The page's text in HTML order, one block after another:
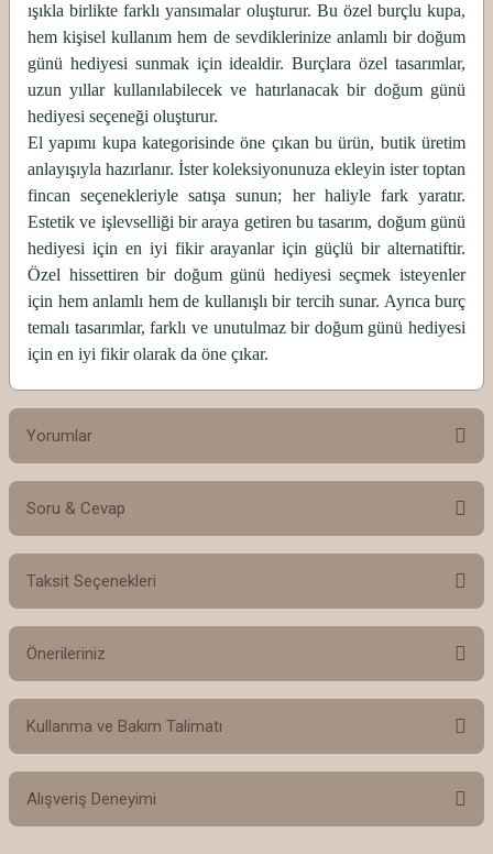
ışıkla birlikte farklı yansımalar oluşturur. Bu özel burçlu kupa,
hem kişisel kullanım hem de sevdiklerinize anlamlı bir doğum
günü hediyesi sunmak için idealdir. Burçlara özel tasarımlar,
uzun yıllar kullanılabilecek ve hatırlanacak bir doğum günü
hediyesi seçeneği oluşturur.
El yapımı kupa kategorisinde öne çıkan bu ürün, butik üretim
anlayışıyla hazırlanır. İster koleksiyonunuza ekleyin ister toptan
fincan seçenekleriyle satışa sunun; her haliyle fark yaratır.
Estetik ve işlevselliği bir araya getiren bu tasarım, doğum günü
hediyesi için en iyi fikir arayanlar için güçlü bir alternatiftir.
Özel hissettiren bir doğum günü hediyesi seçmek isteyenler
için hem anlamlı hem de kullanışlı bir tercih sunar. Ayrıca burç
temalı tasarımlar, farklı ve unutulmaz bir doğum günü hediyesi
için en iyi fikir olarak da öne çıkar.
Yorumlar
Bu ürüne ilk yorumu siz yapın!
Soru & Cevap
Ürün hakkında henüz soru sorulmamış.
Taksit Seçenekleri
Önerileriniz
Bu ürünün fiyat bilgisi, resim, ürün açıklamalarında ve diğer konularda
yetersiz gördüğünüz noktaları öneri formunu kullanarak tarafımıza
iletebilirsiniz.
Kullanma ve Bakım Talimatı
El yapımı seramiklerimiz 24 ayar gerçek altın yaldız dekor ile
Alışveriş Deneyimi